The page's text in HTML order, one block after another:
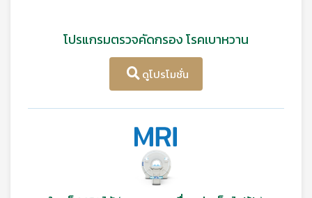
โปรแกรมตรวจคัดกรอง โรคเบาหวาน
ดูโปรโมชั่น